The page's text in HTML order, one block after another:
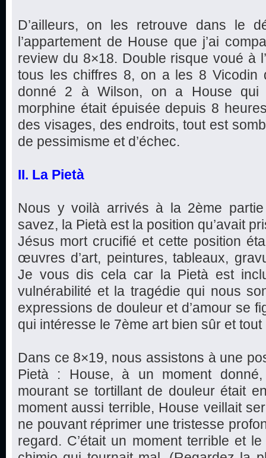
D’ailleurs, on les retrouve dans le
l’appartement de House que j’ai
review du 8×18. Double risque voué à
tous les chiffres 8, on a les 8 Vicodin
donné 2 à Wilson, on a House qui
morphine était épuisée depuis 8
des visages, des endroits, tout est
de pessimisme et d’échec.
II. La Pietà
Nous y voilà arrivés à la 2ème
savez, la Pietà est la position qu’avait
Jésus mort crucifié et cette position
œuvres d’art, peintures, tableaux,
Je vous dis cela car la Pietà est
vulnérabilité et la tragédie qui nous
expressions de douleur et d’amour se
qui intéresse le 7ème art bien sûr et
Dans ce 8×19, nous assistons à une
Pietà : House, à un moment
mourant se tortillant de douleur était
moment aussi terrible, House veillait
ne pouvant réprimer une tristesse
regard. C’était un moment terrible et